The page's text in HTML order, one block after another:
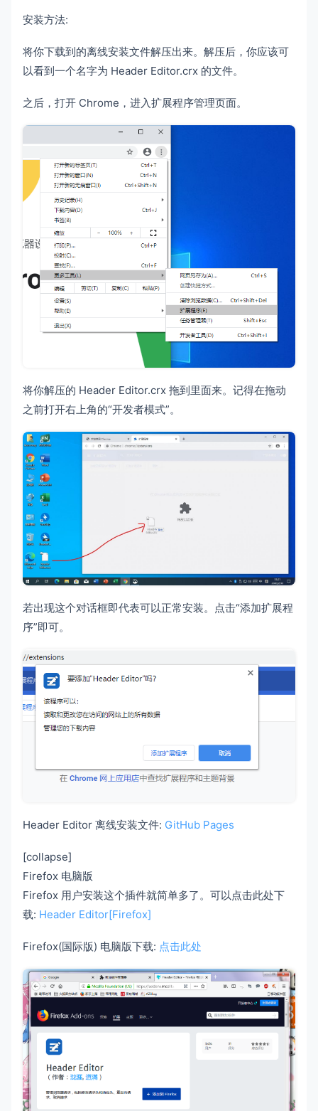
安装方法:
将你下载到的离线安装文件解压出来。解压后，你应该可
以看到一个名字为 Header Editor.crx 的文件。
之后，打开 Chrome，进入扩展程序管理页面。
将你解压的 Header Editor.crx 拖到里面来。记得在拖动
之前打开右上角的“开发者模式”。
若出现这个对话框即代表可以正常安装。点击“添加扩展程
序”即可。
Header Editor 离线安装文件: GitHub Pages
[collapse]
Firefox 电脑版
Firefox 用户安装这个插件就简单多了。可以点击此处下
载: Header Editor[Firefox]
Firefox(国际版) 电脑版下载: 点击此处